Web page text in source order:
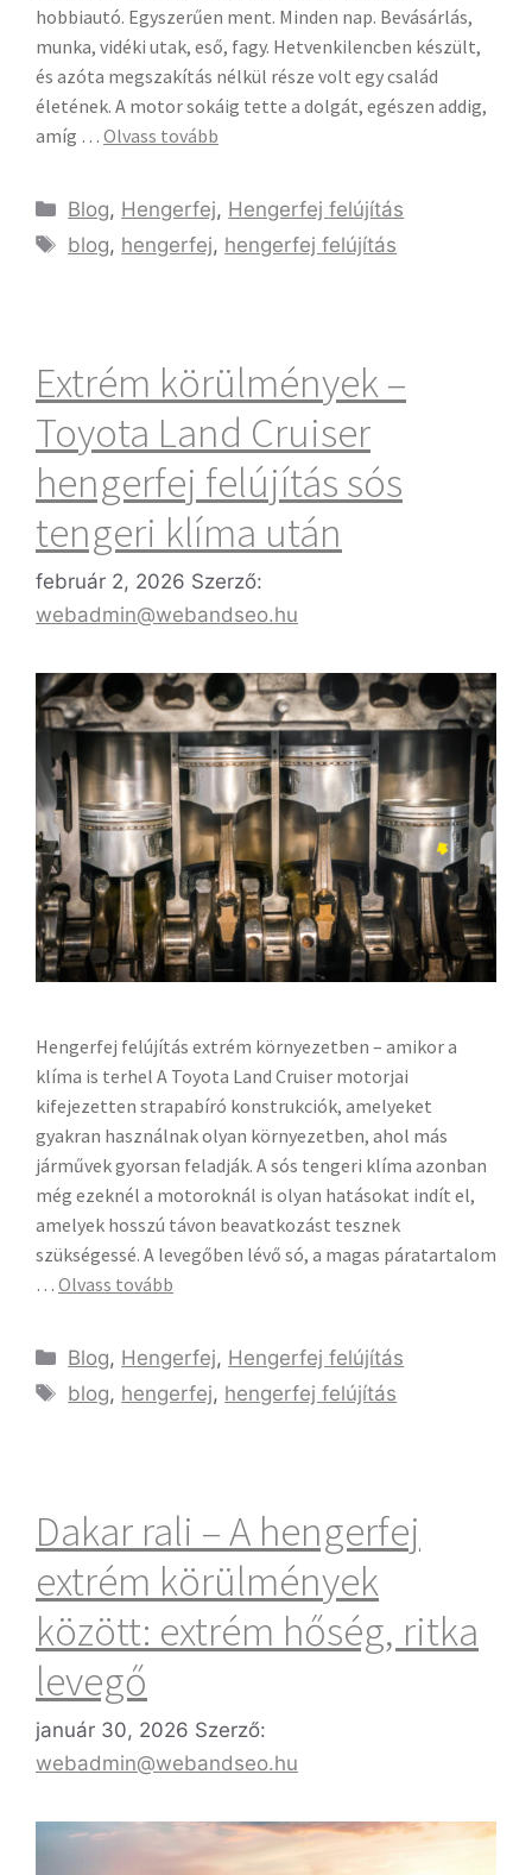
hobbiautó. Egyszerűen ment. Minden nap. Bevásárlás,
munka, vidéki utak, eső, fagy. Hetvenkilencben készült,
és azóta megszakítás nélkül része volt egy család
életének. A motor sokáig tette a dolgát, egészen addig,
amíg … Olvass tovább
Blog, Hengerfej, Hengerfej felújítás
blog, hengerfej, hengerfej felújítás
Extrém körülmények –
Toyota Land Cruiser
hengerfej felújítás sós
tengeri klíma után
február 2, 2026 Szerző:
webadmin@webandseo.hu
Hengerfej felújítás extrém környezetben – amikor a
klíma is terhel A Toyota Land Cruiser motorjai
kifejezetten strapabíró konstrukciók, amelyeket
gyakran használnak olyan környezetben, ahol más
járművek gyorsan feladják. A sós tengeri klíma azonban
még ezeknél a motoroknál is olyan hatásokat indít el,
amelyek hosszú távon beavatkozást tesznek
szükségessé. A levegőben lévő só, a magas páratartalom
… Olvass tovább
Blog, Hengerfej, Hengerfej felújítás
blog, hengerfej, hengerfej felújítás
Dakar rali – A hengerfej
extrém körülmények
között: extrém hőség, ritka
levegő
január 30, 2026 Szerző:
webadmin@webandseo.hu